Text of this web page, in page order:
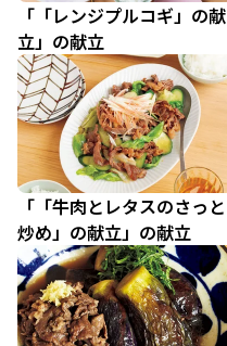
「「レンジプルコギ」の献
立」の献立
「「牛肉とレタスのさっと
炒め」の献立」の献立